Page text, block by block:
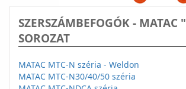
SZERSZÁMBEFOGÓK - MATAC
SOROZAT
MATAC MTC-N széria - Weldon
MATAC MTC-N30/40/50 széria